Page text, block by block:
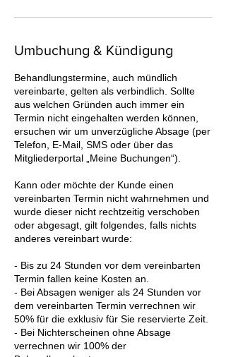
Umbuchung & Kündigung
Behandlungstermine, auch mündlich
vereinbarte, gelten als verbindlich. Sollte
aus welchen Gründen auch immer ein
Termin nicht eingehalten werden können,
ersuchen wir um unverzügliche Absage (per
Telefon, E-Mail, SMS oder über das
Mitgliederportal „Meine Buchungen“).
Kann oder möchte der Kunde einen
vereinbarten Termin nicht wahrnehmen und
wurde dieser nicht rechtzeitig verschoben
oder abgesagt, gilt folgendes, falls nichts
anderes vereinbart wurde:
- Bis zu 24 Stunden vor dem vereinbarten
Termin fallen keine Kosten an.
- Bei Absagen weniger als 24 Stunden vor
dem vereinbarten Termin verrechnen wir
50% für die exklusiv für Sie reservierte Zeit.
- Bei Nichterscheinen ohne Absage
verrechnen wir 100% der